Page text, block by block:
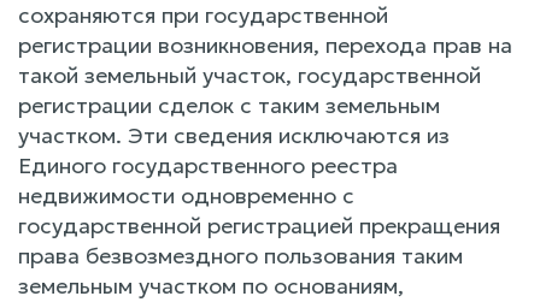
сохраняются при государственной
регистрации возникновения, перехода прав на
такой земельный участок, государственной
регистрации сделок с таким земельным
участком. Эти сведения исключаются из
Единого государственного реестра
недвижимости одновременно с
государственной регистрацией прекращения
права безвозмездного пользования таким
земельным участком по основаниям,